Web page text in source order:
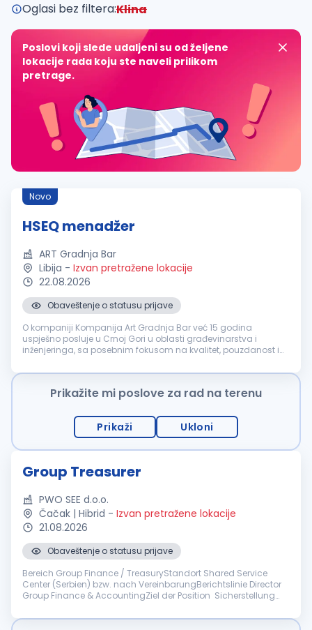
Oglasi bez filtera:Klina
Poslovi koji slede udaljeni su od željene
lokacije rada koju ste naveli prilikom
pretrage.
Novo
HSEQ menadžer
ART Gradnja Bar
Libija - Izvan pretražene lokacije
22.08.2026
Obaveštenje o statusu prijave
O kompaniji Kompanija Art Gradnja Bar već 15 godina
uspješno posluje u Crnoj Gori u oblasti građevinarstva i
inženjeringa, sa posebnim fokusom na kvalitet, pouzdanost i
izgradili s...
Prikažite mi poslove za rad na terenu
Prikaži Ukloni
Group Treasurer
PWO SEE d.o.o.
Čačak | Hibrid - Izvan pretražene lokacije
21.08.2026
Obaveštenje o statusu prijave
Bereich Group Finance / TreasuryStandort Shared Service
Center (Serbien) bzw. nach VereinbarungBerichtslinie Director
Group Finance & AccountingZiel der Position Sicherstellung
Weitere...